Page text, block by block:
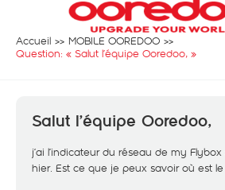
Accueil
MOBILE OOREDOO
Question: « Salut l’équipe Ooredoo, »
Salut l’équipe Ooredoo,
j’ai l’indicateur du réseau de my
hier. Est ce que je peux savoir où est